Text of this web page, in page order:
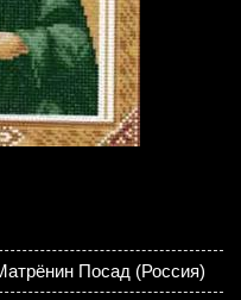
Посад (Россия)